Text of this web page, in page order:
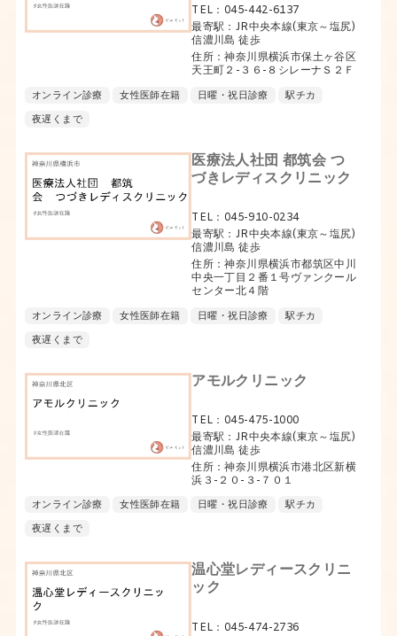
TEL：045-442-6137
最寄駅：JR中央本線(東京～塩尻)
信濃川島 徒歩
住所：神奈川県横浜市保土ヶ谷区
天王町２-３６-８シレーナＳ２Ｆ
オンライン診療 女性医師在籍 日曜・祝日診療
駅チカ
夜遅くまで
医療法人社団 都筑会 つ
づきレディスクリニック
TEL：045-910-0234
最寄駅：JR中央本線(東京～塩尻)
信濃川島 徒歩
住所：神奈川県横浜市都筑区中川
中央一丁目２番１号ヴァンクール
センター北４階
オンライン診療 女性医師在籍 日曜・祝日診療
駅チカ
夜遅くまで
アモルクリニック
TEL：045-475-1000
最寄駅：JR中央本線(東京～塩尻)
信濃川島 徒歩
住所：神奈川県横浜市港北区新横
浜３-２０-３-７０１
オンライン診療 女性医師在籍 日曜・祝日診療
駅チカ
夜遅くまで
温心堂レディースクリニ
ック
TEL：045-474-2736